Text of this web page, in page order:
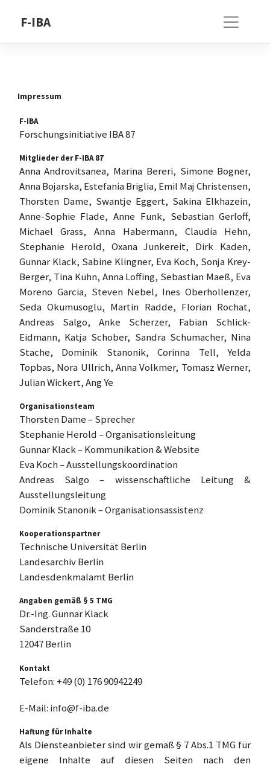
F-IBA
Impressum
F-IBA
Forschungsinitiative IBA 87
Mitglieder der F-IBA 87
Anna Androvitsanea, Marina Bereri, Simone Bogner,
Anna Bojarska, Estefania Briglia, Emil Maj Christensen,
Thorsten Dame, Swantje Eggert, Sakina Elkhazein,
Anne-Sophie Flade, Anne Funk, Sebastian Gerloff,
Michael Grass, Anna Habermann, Claudia Hehn,
Stephanie Herold, Oxana Junkereit, Dirk Kaden,
Gunnar Klack, Sabine Klingner, Eva Koch, Sonja Krey-
Berger, Tina Kühn, Anna Loffing, Sebastian Maeß, Eva
Moreno Garcia, Steven Nebel, Ines Oberhollenzer,
Seda Okumusoglu, Martin Radde, Florian Rochat,
Andreas Salgo, Anke Scherzer, Fabian Schlick-
Eidmann, Katja Schober, Sandra Schumacher, Nina
Stache, Dominik Stanonik, Corinna Tell, Yelda
Topbas, Nora Ullrich, Anna Volkmer, Tomasz Werner,
Julian Wickert, Ang Ye
Organisationsteam
Thorsten Dame – Sprecher
Stephanie Herold – Organisationsleitung
Gunnar Klack – Kommunikation & Website
Eva Koch – Ausstellungskoordination
Andreas Salgo – wissenschaftliche Leitung &
Ausstellungsleitung
Dominik Stanonik – Organisationsassistenz
Kooperationspartner
Technische Universität Berlin
Landesarchiv Berlin
Landesdenkmalamt Berlin
Angaben gemäß § 5 TMG
Dr.-Ing. Gunnar Klack
Sanderstraße 10
12047 Berlin
Kontakt
Telefon: +49 (0) 176 90942249
E-Mail: info@f-iba.de
Haftung für Inhalte
Als Diensteanbieter sind wir gemäß § 7 Abs.1 TMG für
eigene Inhalte auf diesen Seiten nach den